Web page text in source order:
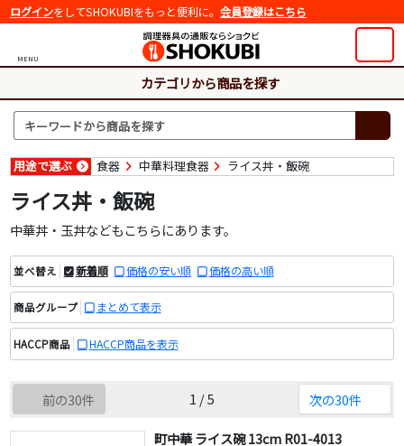
ログインをしてSHOKUBIをもっと便利に。 会員登録はこちら
MENU
カテゴリから商品を探す
用途で選ぶ 食器 中華料理食器 ライス丼・飯碗
ライス丼・飯碗
中華丼・玉丼などもこちらにあります。
並べ替え 新着順 価格の安い順 価格の高い順
商品グループ まとめて表示
HACCP商品 HACCP商品を表示
前の30件 1 / 5 次の30件
町中華 ライス碗 13cm R01-4013